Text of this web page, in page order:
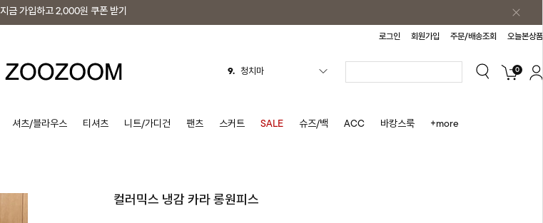
지금 가입하고 2,000원 쿠폰 받기
로그인 회원가입 주문/배송조회 오늘본상품
10. 바스락원피스
2. 블라우스
0
셔츠/블라우스 티셔츠 니트/가디건 팬츠 스커트 SALE 슈즈/백 ACC 바캉스룩 +more
컬러믹스 냉감 카라 롱원피스